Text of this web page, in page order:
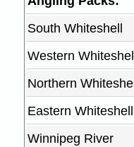
South Whiteshell
Western Whiteshell
Northern Whiteshell
Eastern Whiteshell
Winnipeg River